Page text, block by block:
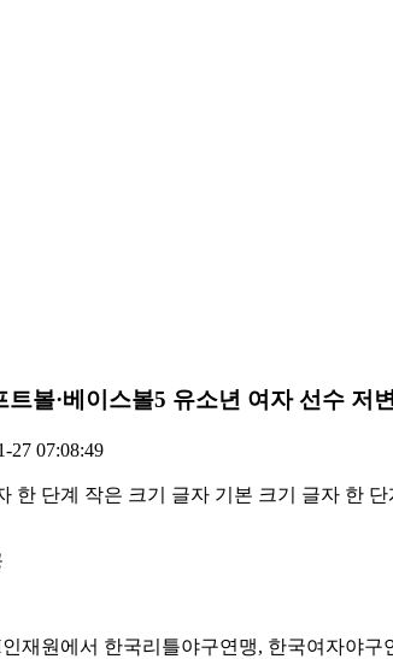
볼·베이스볼5 유소년 여자 선수 저
27 07:08:49
한 단계 작은 크기 글자 기본 크기 글자 한
재원에서 한국리틀야구연맹, 한국여자야